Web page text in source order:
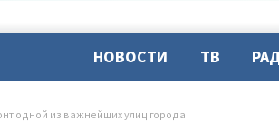
НОВОСТИ ТВ
одной из важнейших улиц города